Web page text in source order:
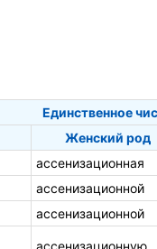
Единственное
Женский род
ассенизационная
ассенизационной
ассенизационной